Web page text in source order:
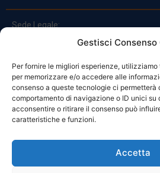
Gestisci Consenso
Per fornire le migliori esperienze,
per memorizzare e/o accedere alle
consenso a queste tecnologie ci permetterà
comportamento di navigazione o ID unici su
acconsentire o ritirare il consenso può
caratteristiche e funzioni.
Accetta
Sede Legale:
Via Principe Di Udine 144
clienti@officinefvg.it
info@officinefvg.it
posta@officinefvgpec.It
ORARI